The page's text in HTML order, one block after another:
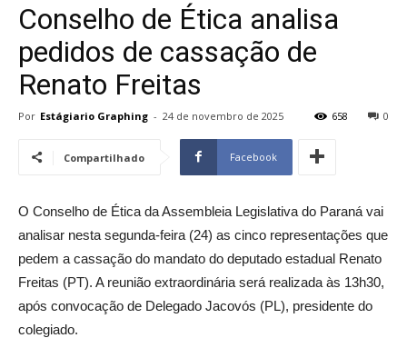
Conselho de Ética analisa
pedidos de cassação de
Renato Freitas
Por Estágiario Graphing - 24 de novembro de 2025 0
658
Compartilhado Facebook
O Conselho de Ética da Assembleia Legislativa do Paraná vai
analisar nesta segunda-feira (24) as cinco representações que
pedem a cassação do mandato do deputado estadual Renato
Freitas (PT). A reunião extraordinária será realizada às 13h30,
após convocação de Delegado Jacovós (PL), presidente do
colegiado.